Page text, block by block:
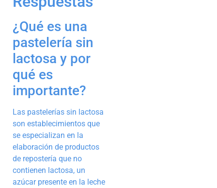
¿Qué es una
pastelería sin
lactosa y por
qué es
importante?
Las pastelerías sin lactosa
son establecimientos que
se especializan en la
elaboración de productos
de repostería que no
contienen lactosa, un
azúcar presente en la leche